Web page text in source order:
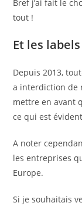
Bref j’ai fait le
tout !
Et les
Depuis 2013,
a interdiction de
mettre en avant
ce qui est
A noter
les entreprises
Europe.
Si je souhaitais